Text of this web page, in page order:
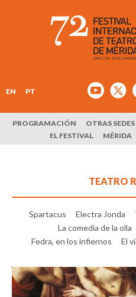
EN PT
PROGRAMACIÓN OTRAS SEDES
EL FESTIVAL
MÉRIDA
TEATRO
Spartacus Electra Jonda
La comedia de la olla
Fedra, en los infiernos
El